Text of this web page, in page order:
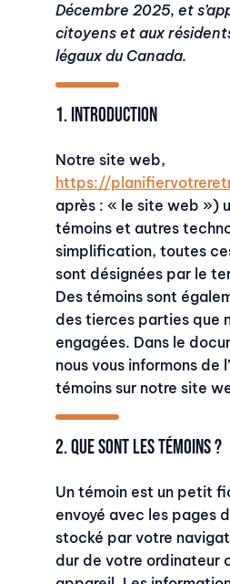
Décembre 2025, et
citoyens et aux
légaux du Canada.
1. Introduction
Notre site web,
https://
après : « le site web »)
témoins et autres
simplification, toutes
sont désignées par le
Des témoins sont
des tierces parties que
engagées. Dans le
nous vous informons de
témoins sur notre site
2. Que sont les témoins ?
Un témoin est un petit
envoyé avec les pages
stocké par votre
dur de votre ordinateur